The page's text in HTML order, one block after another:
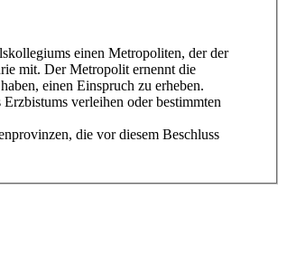
einen Metropoliten, der der
mit. Der Metropolit ernennt die
einen Einspruch zu erheben.
verleihen oder bestimmten
die vor diesem Beschluss